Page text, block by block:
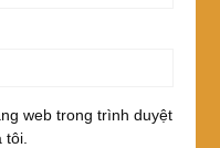
web trong trình duyệt